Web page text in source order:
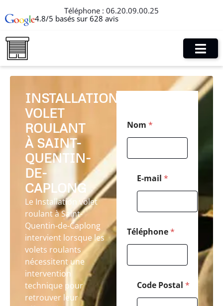
Téléphone : 06.20.09.00.25
4.8/5 basés sur 628 avis
INSTALLATION
VOLET
ROULANT
À SAINT-
QUENTIN-
DE-
CAPLONG
Le Installation volet
roulant à Saint-
Quentin-de-Caplong
intervient lorsque les
volets roulants
nécessitent une
intervention
technique pour
retrouver leur
Nom *
C
d
E-mail *
Téléphone*
Code Postal *